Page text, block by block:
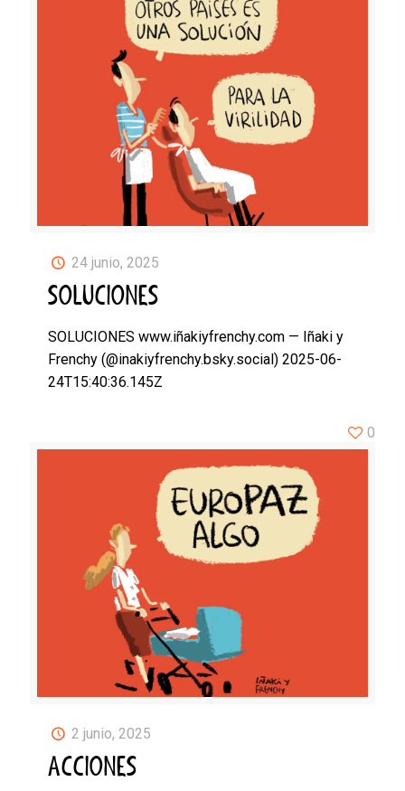
24 junio, 2025
SOLUCIONES
SOLUCIONES www.iñakiyfrenchy.com — Iñaki y
Frenchy (@inakiyfrenchy.bsky.social) 2025-06-
24T15:40:36.145Z
2 junio, 2025
ACCIONES
0